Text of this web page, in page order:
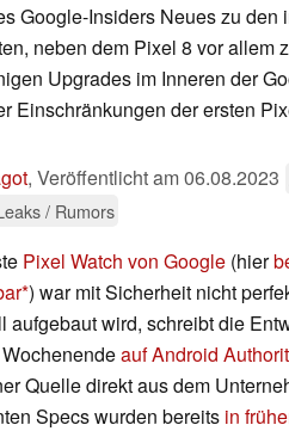
Google-Insiders Neues zu den
neben dem Pixel 8 vor allem
Upgrades im Inneren der
Einschränkungen der ersten
, Veröffentlicht am06.08.2023
/ Rumors
Pixel Watch von Google (hier
) war mit Sicherheit nicht
aufgebaut wird, schreibt die
auf Android
Quelle direkt aus dem
Specs wurden bereits in